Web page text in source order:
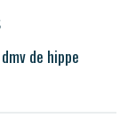
de hippe